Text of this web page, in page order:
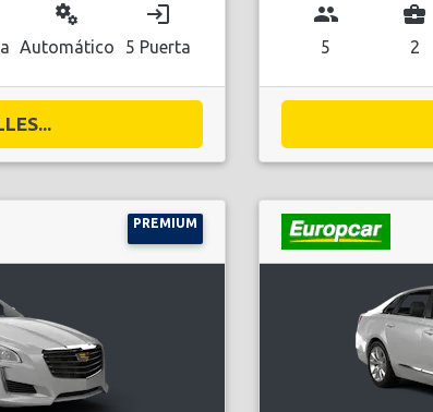
miscellaneous_services
Automático
login
5 Puerta
group
5
business_center
2
PREMIUM